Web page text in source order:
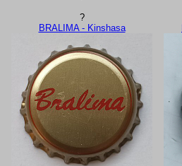
?
BRALIMA - Kinshasa